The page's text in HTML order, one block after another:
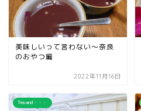
美味しいって言わない～奈良
のおやつ編
2022年11月16日
Tea and・・・